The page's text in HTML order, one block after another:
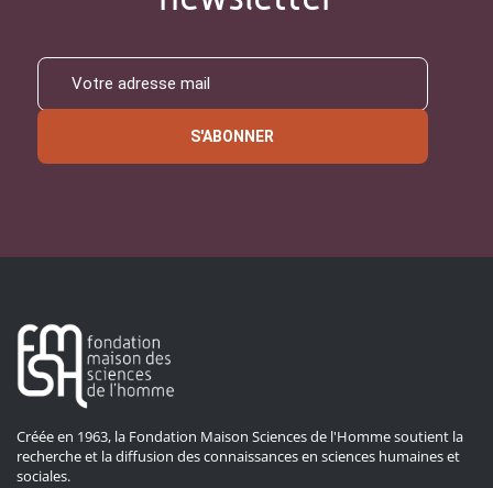
S'ABONNER
Créée en 1963, la Fondation Maison Sciences de l'Homme soutient la
recherche et la diffusion des connaissances en sciences humaines et
sociales.